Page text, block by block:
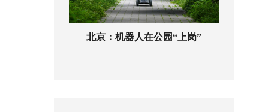
北京：机器人在公园“上岗”